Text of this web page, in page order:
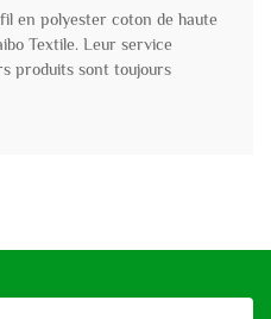
en polyester coton de haute
Textile. Leur service
produits sont toujours